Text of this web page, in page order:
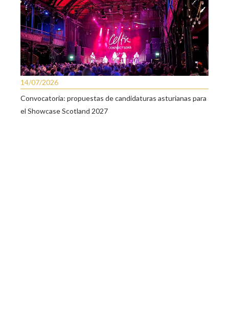
14/07/2026
Convocatoria: propuestas de candidaturas asturianas para
el Showcase Scotland 2027